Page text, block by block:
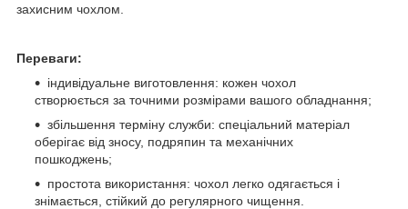
захисним чохлом.
Переваги:
індивідуальне виготовлення: кожен чохол
створюється за точними розмірами вашого обладнання;
збільшення терміну служби: спеціальний матеріал
оберігає від зносу, подряпин та механічних
пошкоджень;
простота використання: чохол легко одягається і
знімається, стійкий до регулярного чищення.